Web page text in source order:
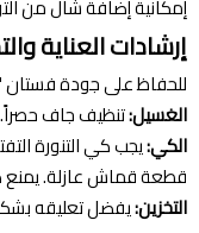
إمكانية إضافة شال من
إرشادات العناية
للحفاظ على جودة فستان
الغسيل:تنظيف جاف حصراً.
الكي:يجب كي التنورة
قطعة قماش عازلة. يمنع
التخزين:يفضل تعليقه